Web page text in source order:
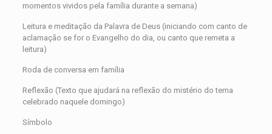
momentos vividos pela família durante a semana)
Leitura e meditação da Palavra de Deus (iniciando com canto de
aclamação se for o Evangelho do dia, ou canto que remeta a
leitura)
Roda de conversa em família
Reflexão (Texto que ajudará na reflexão do mistério do tema
celebrado naquele domingo)
Símbolo